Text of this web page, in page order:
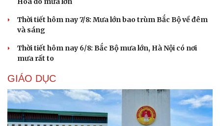
Cải chính
Thời tiết hôm nay 7/8: Mưa lớn bao trùm Bắc Bộ về đêm
và sáng
Thời tiết hôm nay 6/8: Bắc Bộ mưa lớn, Hà Nội có nơi
mưa rất to
GIÁO DỤC